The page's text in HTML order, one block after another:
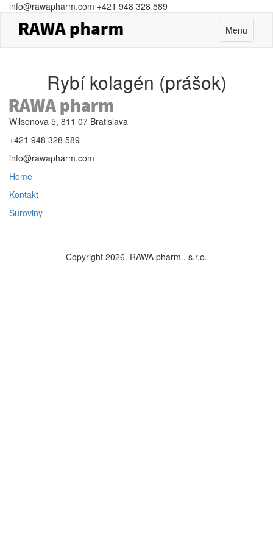
info@rawapharm.com +421 948 328 589
Toggle
navigation
Menu
Rybí kolagén (prášok)
Wilsonova 5, 811 07 Bratislava
+421 948 328 589
info@rawapharm.com
Home
Kontakt
Suroviny
Copyright 2026. RAWA pharm., s.r.o.